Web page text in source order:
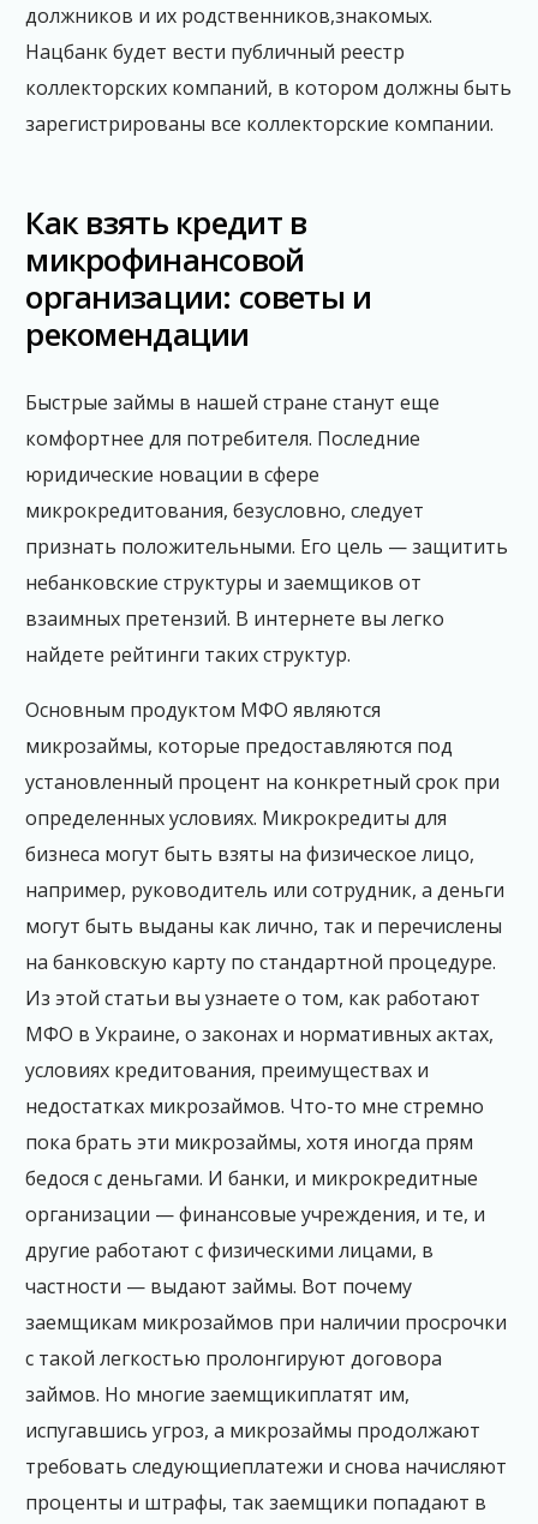
должников и их родственников,знакомых.
Нацбанк будет вести публичный реестр
коллекторских компаний, в котором должны быть
зарегистрированы все коллекторские компании.
Как взять кредит в
микрофинансовой
организации: советы и
рекомендации
Быстрые займы в нашей стране станут еще
комфортнее для потребителя. Последние
юридические новации в сфере
микрокредитования, безусловно, следует
признать положительными. Его цель — защитить
небанковские структуры и заемщиков от
взаимных претензий. В интернете вы легко
найдете рейтинги таких структур.
Основным продуктом МФО являются
микрозаймы, которые предоставляются под
установленный процент на конкретный срок при
определенных условиях. Микрокредиты для
бизнеса могут быть взяты на физическое лицо,
например, руководитель или сотрудник, а деньги
могут быть выданы как лично, так и перечислены
на банковскую карту по стандартной процедуре.
Из этой статьи вы узнаете о том, как работают
МФО в Украине, о законах и нормативных актах,
условиях кредитования, преимуществах и
недостатках микрозаймов. Что-то мне стремно
пока брать эти микрозаймы, хотя иногда прям
бедося с деньгами. И банки, и микрокредитные
организации — финансовые учреждения, и те, и
другие работают с физическими лицами, в
частности — выдают займы. Вот почему
заемщикам микрозаймов при наличии просрочки
с такой легкостью пролонгируют договора
займов. Но многие заемщикиплатят им,
испугавшись угроз, а микрозаймы продолжают
требовать следующиеплатежи и снова начисляют
проценты и штрафы, так заемщики попадают в